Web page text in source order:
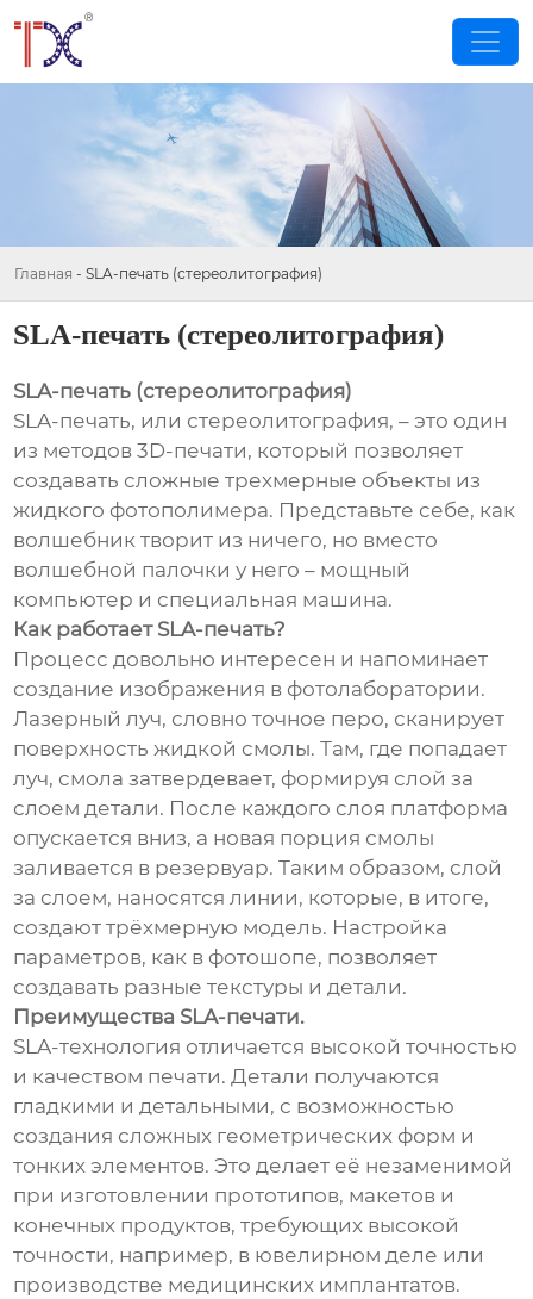
Главная - SLA-печать (стереолитография)
SLA-печать (стереолитография)
SLA-печать (стереолитография)
SLA-печать, или стереолитография, – это один
из методов 3D-печати, который позволяет
создавать сложные трехмерные объекты из
жидкого фотополимера. Представьте себе, как
волшебник творит из ничего, но вместо
волшебной палочки у него – мощный
компьютер и специальная машина.
Как работает SLA-печать?
Процесс довольно интересен и напоминает
создание изображения в фотолаборатории.
Лазерный луч, словно точное перо, сканирует
поверхность жидкой смолы. Там, где попадает
луч, смола затвердевает, формируя слой за
слоем детали. После каждого слоя платформа
опускается вниз, а новая порция смолы
заливается в резервуар. Таким образом, слой
за слоем, наносятся линии, которые, в итоге,
создают трёхмерную модель. Настройка
параметров, как в фотошопе, позволяет
создавать разные текстуры и детали.
Преимущества SLA-печати.
SLA-технология отличается высокой точностью
и качеством печати. Детали получаются
гладкими и детальными, с возможностью
создания сложных геометрических форм и
тонких элементов. Это делает её незаменимой
при изготовлении прототипов, макетов и
конечных продуктов, требующих высокой
точности, например, в ювелирном деле или
производстве медицинских имплантатов.